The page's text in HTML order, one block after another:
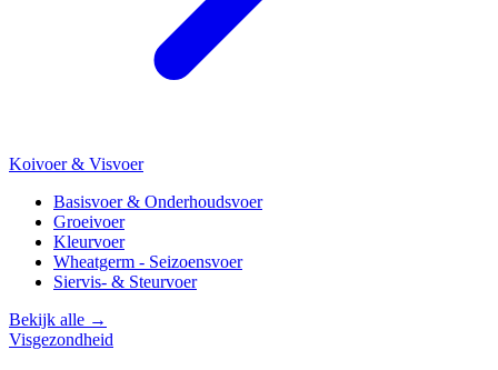
Koivoer & Visvoer
Basisvoer & Onderhoudsvoer
Groeivoer
Kleurvoer
Wheatgerm - Seizoensvoer
Siervis- & Steurvoer
Bekijk alle →
Visgezondheid